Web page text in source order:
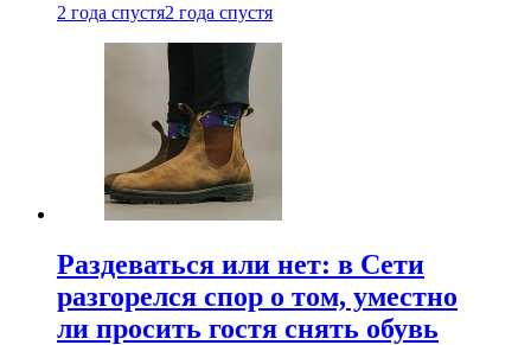
2 года спустя2 года спустя
Раздеваться или нет: в Сети
разгорелся спор о том, уместно
ли просить гостя снять обувь